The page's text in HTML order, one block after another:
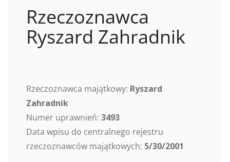
Rzeczoznawca
Ryszard Zahradnik
Rzeczoznawca majątkowy: Ryszard
Zahradnik
Numer uprawnień: 3493
Data wpisu do centralnego rejestru
rzeczoznawców majątkowych: 5/30/2001